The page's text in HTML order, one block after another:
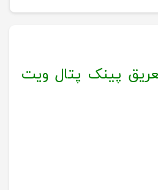
پینک پتال ویت